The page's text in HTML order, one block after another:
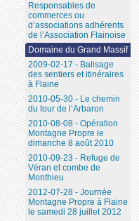
Responsables de
commerces ou
d’associations adhérents
de l’Association Flainoise
Domaine du Grand Massif
2009-02-17 - Balisage
des sentiers et itinéraires
à Flaine
2010-05-30 - Le chemin
du tour de l’Arbaron
2010-08-08 - Opération
Montagne Propre le
dimanche 8 août 2010
2010-09-23 - Refuge de
Véran et combe de
Monthieu
2012-07-28 - Journée
Montagne Propre à Flaine
le samedi 28 juillet 2012